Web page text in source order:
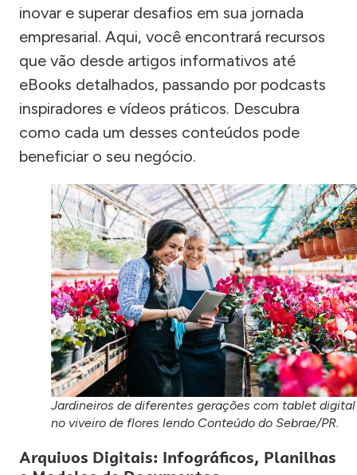
inovar e superar desafios em sua jornada
empresarial. Aqui, você encontrará recursos
que vão desde artigos informativos até
eBooks detalhados, passando por podcasts
inspiradores e vídeos práticos. Descubra
como cada um desses conteúdos pode
beneficiar o seu negócio.
Jardineiros de diferentes gerações com tablet digital
no viveiro de flores lendo Conteúdo do Sebrae/PR.
Arquivos Digitais: Infográficos, Planilhas